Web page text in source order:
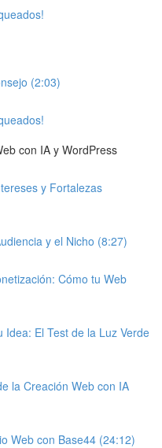
(2:03)
con IA y WordPress
y Fortalezas
y el Nicho (8:27)
Cómo tu Web
Idea: El Test de la Luz Verde
la Creación Web con IA
Web con Base44 (24:12)